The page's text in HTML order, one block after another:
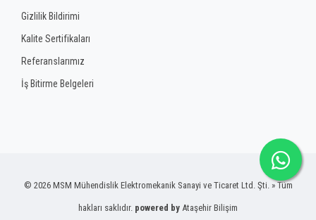
Gizlilik Bildirimi
Kalite Sertifikaları
Referanslarımız
İş Bitirme Belgeleri
© 2026 MSM Mühendislik Elektromekanik Sanayi ve Ticaret Ltd. Şti. » Tüm
hakları saklıdır. powered by Ataşehir Bilişim